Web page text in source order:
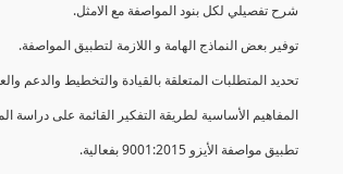
شرح تفصيلي لكل بنود المواصفة مع الامثل.
توفير بعض النماذج الهامة و اللازمة لتطبيق المواصفة.
تحديد المتطلبات المتعلقة بالقيادة والتخطيط والدعم
المفاهيم الأساسية لطريقة التفكير القائمة على دراسة
تطبيق مواصفة الأيزو 9001:2015 بفعالية.